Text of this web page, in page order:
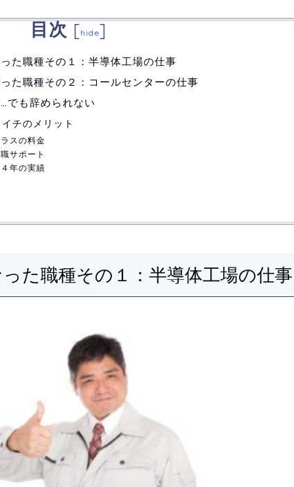
目次 [hide]
た職種その１：半導体工場の仕事
た職種その２：コールセンターの仕事
でも辞められない
チのメリット
スの料金
サポート
年の実績
た職種その１：半導体工場の仕事